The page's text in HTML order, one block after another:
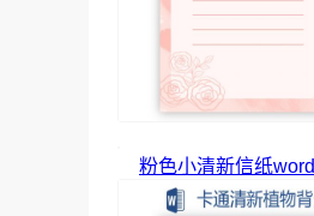
粉色小清新信纸